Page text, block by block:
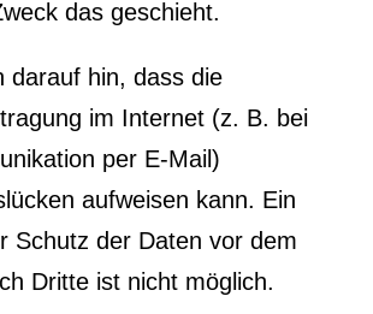
das geschieht.
darauf hin, dass die
im Internet (z. B. bei
per E-Mail)
aufweisen kann. Ein
Schutz der Daten vor dem
Dritte ist nicht möglich.